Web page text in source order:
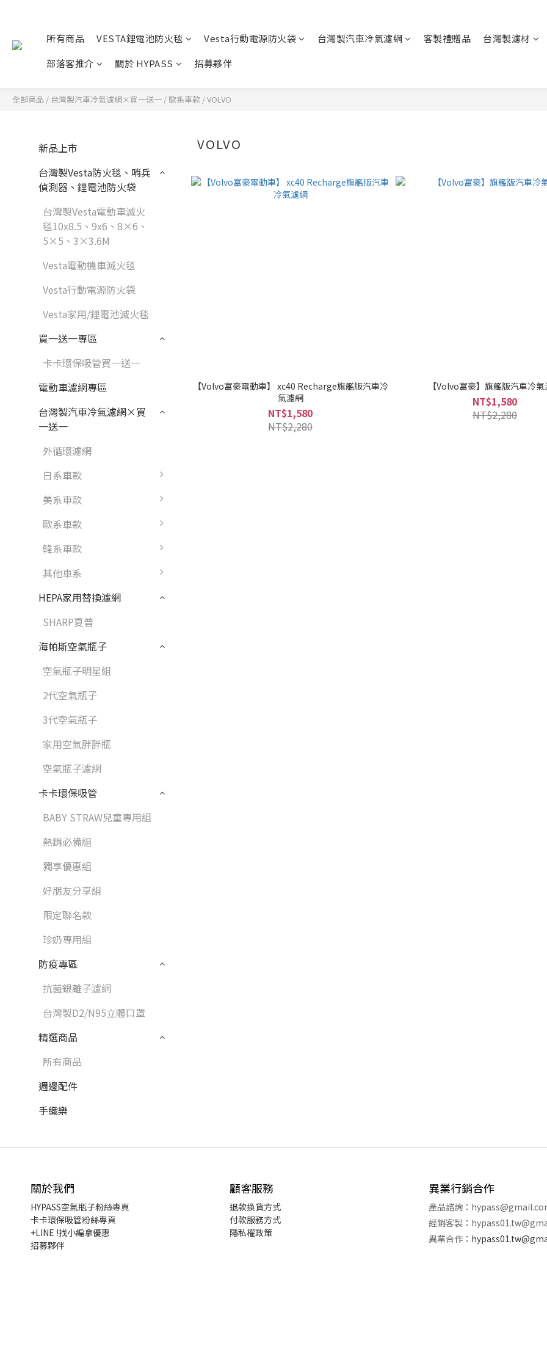
所有商品 VESTA鋰電池防火毯 Vesta行動電源防火袋 台灣製汽車冷氣濾網 客製禮贈品
台灣製濾材
部落客推介
關於 HYPASS 招募夥伴
全部商品 / 台灣製汽車冷氣濾網×買一送一 /歐系車款 /VOLVO
新品上市
台灣製Vesta防火毯、哨兵
偵測器、鋰電池防火袋
台灣製Vesta電動車滅火
毯10x8.5、9x6、8×6、
5×5、3×3.6M
Vesta電動機車滅火毯
Vesta行動電源防火袋
Vesta家用/鋰電池滅火毯
買一送一專區
卡卡環保吸管買一送一
電動車濾網專區
台灣製汽車冷氣濾網×買
一送一
外循環濾網
日系車款
美系車款
歐系車款
韓系車款
其他車系
HEPA家用替換濾網
SHARP夏普
海帕斯空氣瓶子
空氣瓶子明星組
2代空氣瓶子
3代空氣瓶子
家用空氣胖胖瓶
空氣瓶子濾網
卡卡環保吸管
BABY STRAW兒童專用組
熱銷必備組
獨享優惠組
好朋友分享組
限定聯名款
珍奶專用組
防疫專區
抗菌銀離子濾網
台灣製D2/N95立體口罩
精選商品
所有商品
週邊配件
手織樂
VOLVO
【Volvo富豪電動車】 xc40 Recharge旗艦版汽車冷
氣濾網
NT$1,580
NT$2,280
【Volvo富豪】旗艦版汽車冷
NT$1,580
NT$2,280
關於我們
HYPASS空氣瓶子粉絲專頁
卡卡環保吸管粉絲專頁
+LINE !找小編拿優惠
招募夥伴
顧客服務
退款換貨方式
付款服務方式
隱私權政策
異業行銷合作
產品諮詢：
經銷客製 ：
異業合作 ：